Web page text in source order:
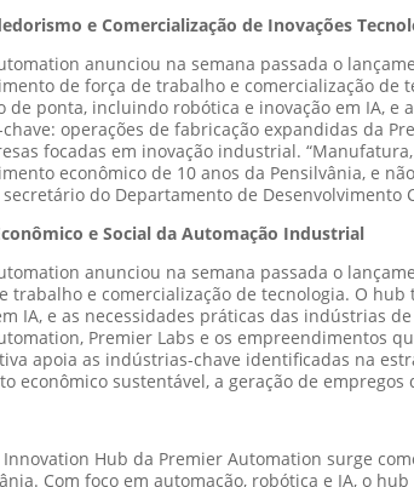
e Comercialização de Inovações
anunciou na semana passada o
de força de trabalho e comercialização
de ponta, incluindo robótica e inovação em IA,
operações de fabricação expandidas da
focadas em inovação industrial.
econômico de 10 anos da Pensilvânia, e
secretário do Departamento de Desenvolvimento
e Social da Automação Industrial
anunciou na semana passada o
trabalho e comercialização de tecnologia. O
IA, e as necessidades práticas das indústrias
Premier Labs e os empreendimentos
apoia as indústrias-chave identificadas na
econômico sustentável, a geração de
Innovation Hub da Premier Automation surge
Com foco em automação, robótica e IA, o